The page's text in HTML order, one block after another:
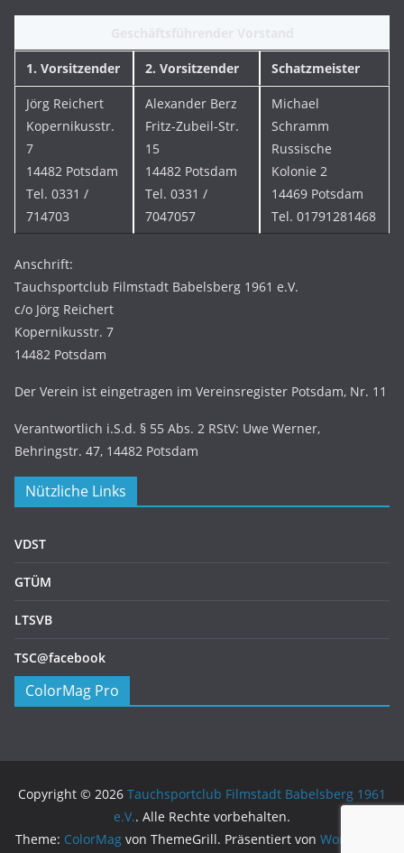
1. Vorsitzender 2. Vorsitzender Schatzmeister
Jörg Reichert
Kopernikusstr.
7
14482 Potsdam
Tel. 0331 /
714703
Alexander Berz
Fritz-Zubeil-Str.
15
14482 Potsdam
Tel. 0331 /
7047057
Michael
Schramm
Russische
Kolonie 2
14469 Potsdam
Tel. 01791281468
Anschrift:
Tauchsportclub Filmstadt Babelsberg 1961 e.V.
c/o Jörg Reichert
Kopernikusstr. 7
14482 Potsdam
Der Verein ist eingetragen im Vereinsregister Potsdam, Nr. 11
Verantwortlich i.S.d. § 55 Abs. 2 RStV: Uwe Werner,
Behringstr. 47, 14482 Potsdam
Nützliche Links
VDST
GTÜM
LTSVB
TSC@facebook
ColorMag Pro
Copyright © 2026 Tauchsportclub Filmstadt Babelsberg 1961
e.V.. Alle Rechte vorbehalten.
Theme: ColorMag von ThemeGrill. Präsentiert von WordPress